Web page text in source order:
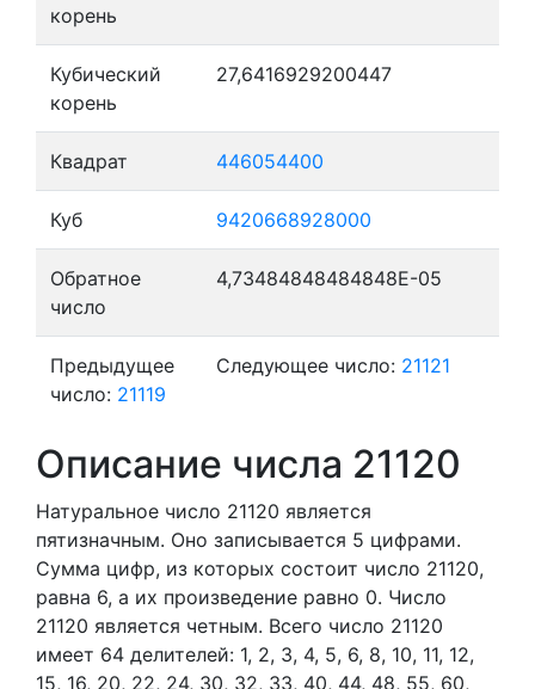
корень
Кубический
корень
27,6416929200447
Квадрат 446054400
Куб 9420668928000
Обратное
число
4,73484848484848E-05
Предыдущее
число: 21119
Следующее число: 21121
Описание числа 21120
Натуральное число 21120 является
пятизначным. Оно записывается 5 цифрами.
Сумма цифр, из которых состоит число 21120,
равна 6, а их произведение равно 0. Число
21120 является четным. Всего число 21120
имеет 64 делителей: 1, 2, 3, 4, 5, 6, 8, 10, 11, 12,
15, 16, 20, 22, 24, 30, 32, 33, 40, 44, 48, 55, 60,